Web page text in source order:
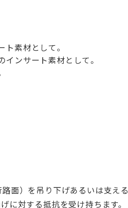
素材として。
ンサート素材として。
面）を吊り下げあるいは支える
に対する抵抗を受け持ちます。